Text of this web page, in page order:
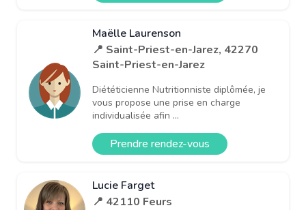
Maëlle Laurenson
📍 Saint-Priest-en-Jarez, 42270
Saint-Priest-en-Jarez
Diététicienne Nutritionniste diplômée, je
vous propose une prise en charge
individualisée afin ...
Prendre rendez-vous
Lucie Farget
📍 42110 Feurs